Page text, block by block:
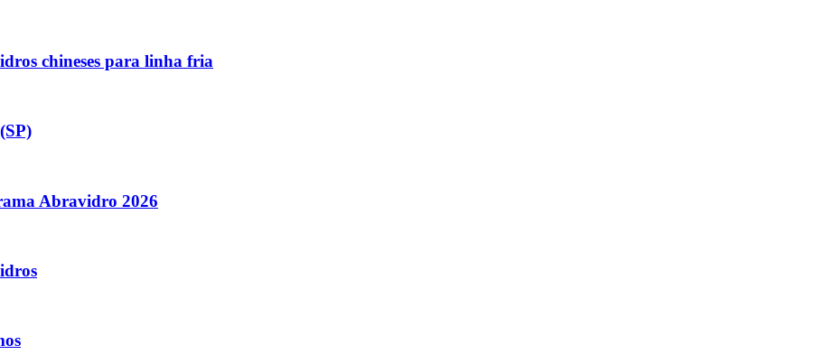
chineses para linha fria
Abravidro 2026